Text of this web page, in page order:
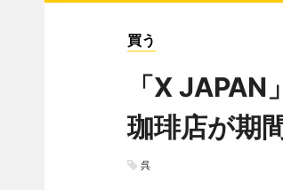
買う
「X
珈琲店が期
呉